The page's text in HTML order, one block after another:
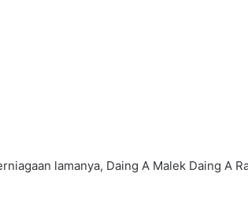
lamanya, Daing A Malek Daing A